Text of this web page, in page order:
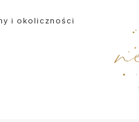
i okoliczności